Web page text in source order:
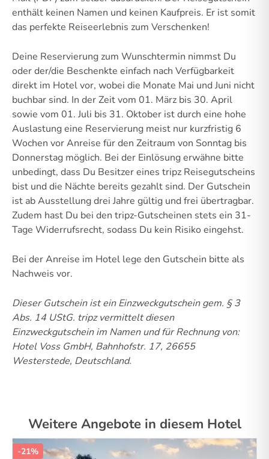
enthält keinen Namen und keinen Kaufpreis. Er ist somit
das perfekte Reiseerlebnis zum Verschenken!
Deine Reservierung zum Wunschtermin nimmst Du
oder der/die Beschenkte einfach nach Verfügbarkeit
direkt im Hotel vor, wobei die Monate Mai und Juni nicht
buchbar sind. In der Zeit vom 01. März bis 30. April
sowie vom 01. Juli bis 31. Oktober ist durch eine hohe
Auslastung eine Reservierung meist nur kurzfristig 6
Wochen vor Anreise für den Zeitraum von Sonntag bis
Donnerstag möglich. Bei der Einlösung erwähne bitte
unbedingt, dass Du Besitzer eines tripz Reisegutscheins
bist und die Nächte bereits gezahlt sind. Der Gutschein
ist ab Ausstellung drei Jahre gültig und frei übertragbar.
Zudem hast Du bei den tripz-Gutscheinen stets ein 31-
Tage Widerrufsrecht, sodass Du kein Risiko eingehst.
Bei der Anreise im Hotel lege den Gutschein bitte als
Nachweis vor.
Dieser Gutschein ist ein Einzweckgutschein gem. § 3
Abs. 14 UStG. tripz vermittelt diesen
Einzweckgutschein im Namen und für Rechnung von:
Hotel Voss GmbH, Bahnhofstr. 17, 26655
Westerstede, Deutschland.
Weitere Angebote in diesem Hotel
-21%